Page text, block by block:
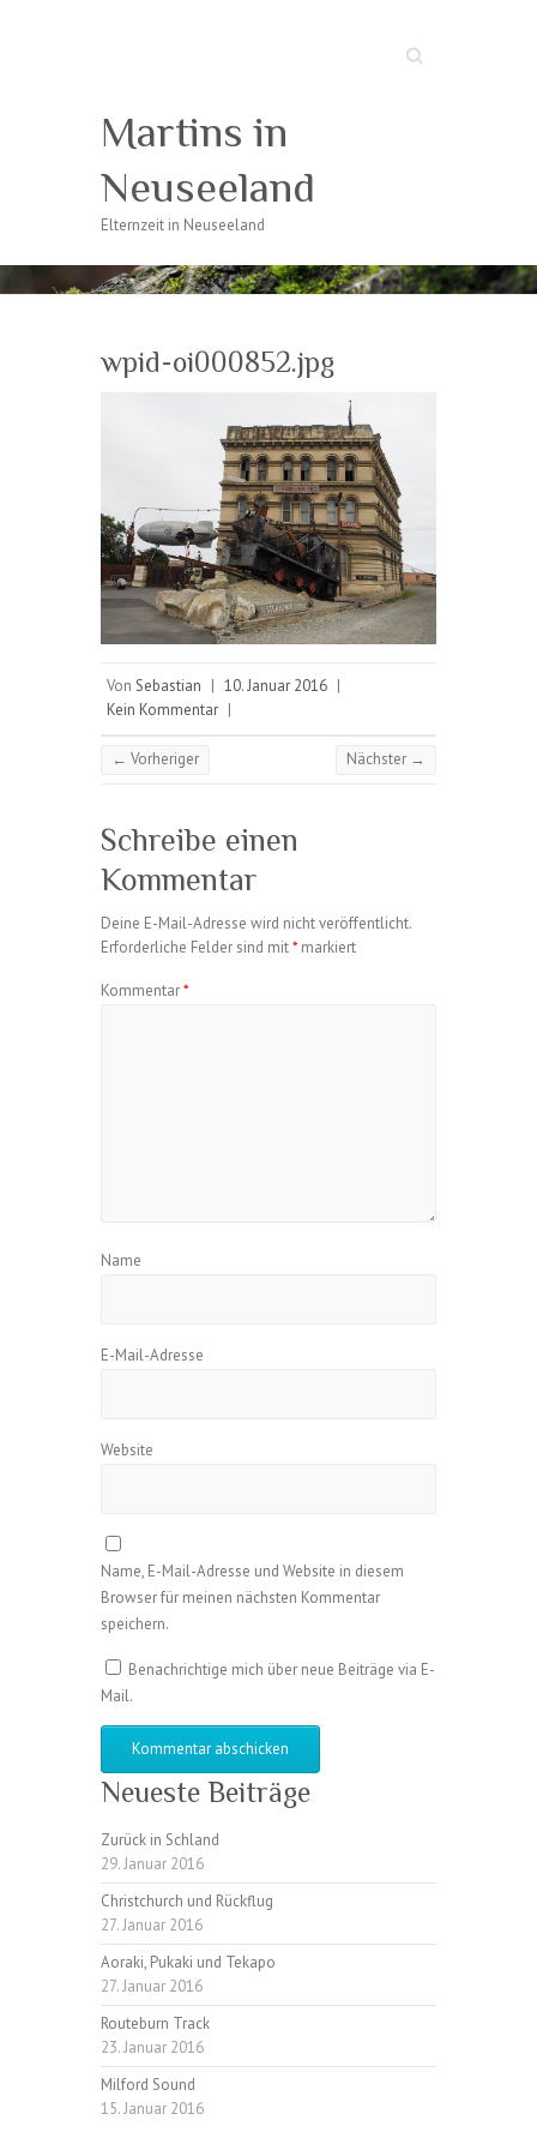
Suche
Martins in
Neuseeland
Elternzeit in Neuseeland
wpid-oi000852.jpg
Von Sebastian | 10. Januar 2016 |
Kein Kommentar |
← Vorheriger Nächster →
Schreibe einen
Kommentar
Deine E-Mail-Adresse wird nicht veröffentlicht.
Erforderliche Felder sind mit* markiert
Kommentar*
Name
E-Mail-Adresse
Website
Name, E-Mail-Adresse und Website in diesem
Browser für meinen nächsten Kommentar
speichern.
Benachrichtige mich über neue Beiträge via E-
Mail.
Neueste Beiträge
Zurück in Schland
29. Januar 2016
Christchurch und Rückflug
27. Januar 2016
Aoraki, Pukaki und Tekapo
27. Januar 2016
Routeburn Track
23. Januar 2016
Milford Sound
15. Januar 2016